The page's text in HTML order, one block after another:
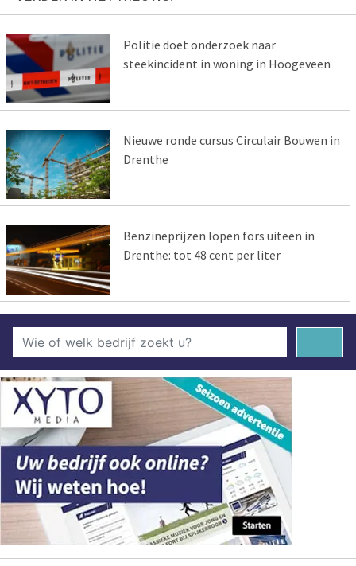
Politie doet onderzoek naar
steekincident in woning in Hoogeveen
Nieuwe ronde cursus Circulair Bouwen in
Drenthe
Benzineprijzen lopen fors uiteen in
Drenthe: tot 48 cent per liter